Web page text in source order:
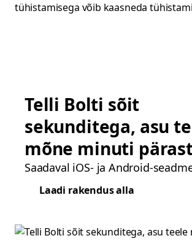
tühistamisega võib kaasneda
Telli Bolti sõit
sekunditega, asu
mõne minuti
Saadaval iOS- ja Android-
Laadi rakendus alla